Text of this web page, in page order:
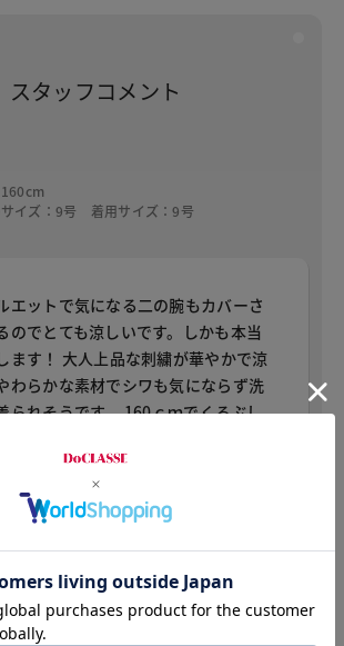
スタッフコメント
イズ：9号 着用サイズ：9号
エットで気になる二の腕もカバーさ
のでとても涼しいです。しかも本当
ます！ 大人上品な刺繍が華やかで涼
わらかな素材でシワも気にならず洗
られそうです。 160ｃｍでくるぶし
てパンツスタイルのはおりとして着
し力抜群です。
イズ：9号 着用サイズ：9号